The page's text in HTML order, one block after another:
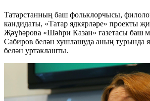
Татарстанның баш фольклорчысы,
кандидаты, «Татар ядкярләре» проекты
Җәүһәрова «Шәһри Казан» газетасы баш
Сабиров белән хушлашуда аның турында
белән уртаклашты.